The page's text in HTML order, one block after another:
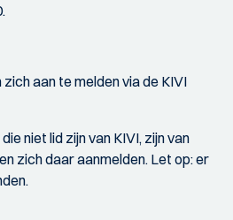
zich aan te melden via de KIVI
niet lid zijn van KIVI, zijn van
zich daar aanmelden. Let op: er